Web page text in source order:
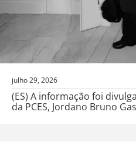
julho 29, 2026
(ES) A informação foi
da PCES, Jordano Bruno